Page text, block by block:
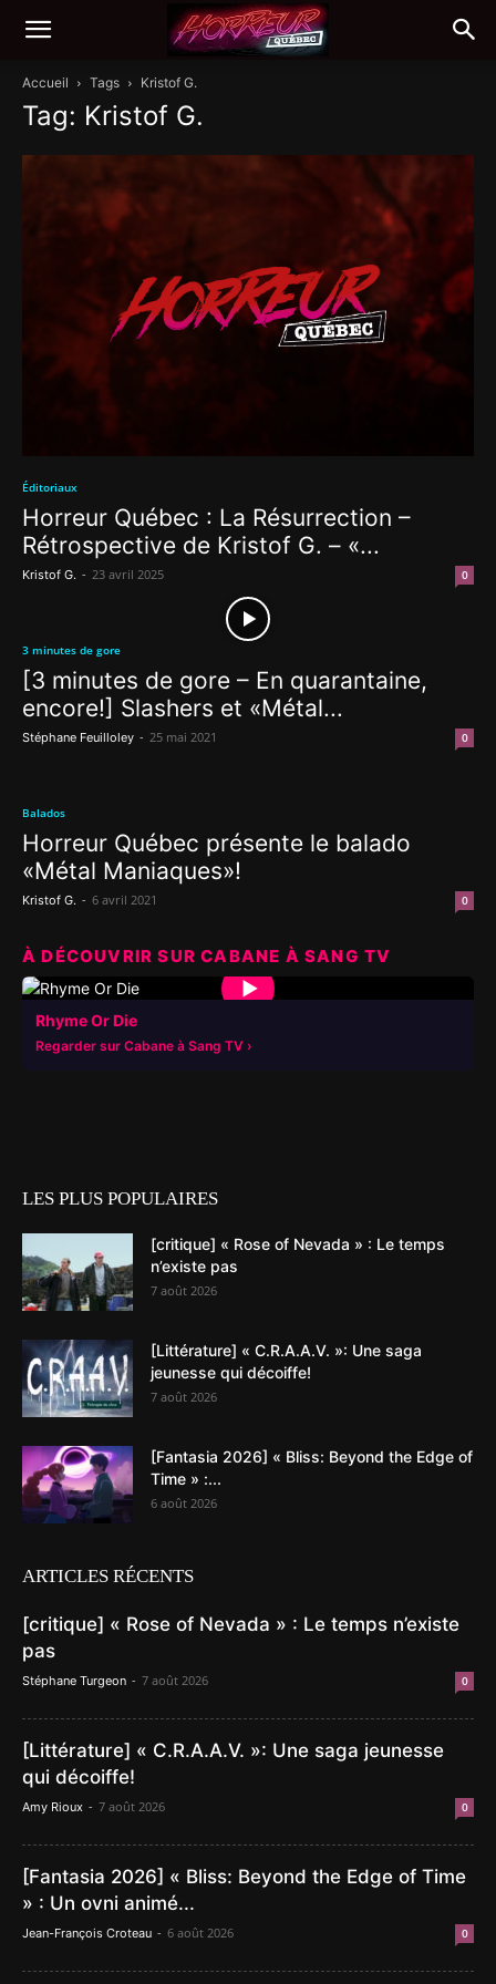
Accueil Tags Kristof G.
Tag: Kristof G.
Éditoriaux
Horreur Québec : La Résurrection –
Rétrospective de Kristof G. – «...
Kristof G. - 23 avril 2025 0
3 minutes de gore
[3 minutes de gore – En quarantaine,
encore!] Slashers et «Métal...
Stéphane Feuilloley - 25 mai 2021 0
Balados
Horreur Québec présente le balado
«Métal Maniaques»!
Kristof G. - 6 avril 2021 0
À DÉCOUVRIR SUR CABANE À SANG TV
▶
Rhyme Or Die
Regarder sur Cabane à Sang TV
LES PLUS POPULAIRES
[critique] « Rose of Nevada » : Le temps
n’existe pas
7 août 2026
[Littérature] « C.R.A.A.V. »: Une saga
jeunesse qui décoiffe!
7 août 2026
[Fantasia 2026] « Bliss: Beyond the Edge of
Time » :...
6 août 2026
ARTICLES RÉCENTS
[critique] « Rose of Nevada » : Le temps n’existe
pas
Stéphane Turgeon - 7 août 2026 0
[Littérature] « C.R.A.A.V. »: Une saga jeunesse
qui décoiffe!
Amy Rioux - 7 août 2026 0
[Fantasia 2026] « Bliss: Beyond the Edge of Time
» : Un ovni animé...
Jean-François Croteau - 6 août 2026 0